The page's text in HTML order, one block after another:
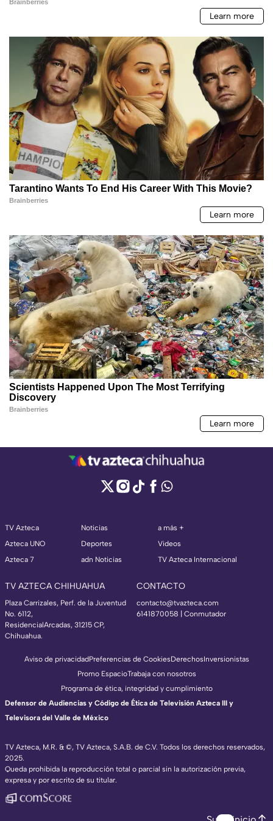
TV Azteca
Azteca UNO
Azteca 7
Noticias
Deportes
adn Noticias
a más +
Videos
TV Azteca Internacional
TV AZTECA CHIHUAHUA
Plaza Carrizales, Perf. de la Juventud
No. 6112,
ResidencialArcadas, 31215 CP,
Chihuahua.
CONTACTO
contacto@tvazteca.com
6141870058 | Conmutador
TV Azteca, M.R. & ©, TV Azteca, S.A.B. de C.V. Todos los derechos reservados,
2025.
Queda prohibida la reproducción total o parcial sin la autorización previa,
expresa y por escrito de su titular.
Aviso de privacidadPreferencias de CookiesDerechosInversionistas
Promo EspacioTrabaja con nosotros
Programa de ética, integridad y cumplimiento
Defensor de Audiencias y Código de Ética de Televisión Azteca III y
Televisora del Valle de México